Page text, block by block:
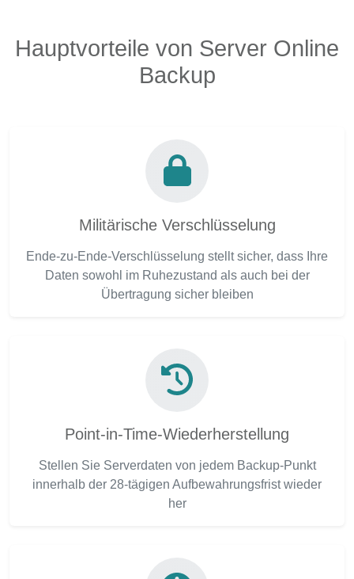
Hauptvorteile von Server Online
Backup
Militärische Verschlüsselung
Ende-zu-Ende-Verschlüsselung stellt sicher, dass Ihre
Daten sowohl im Ruhezustand als auch bei der
Übertragung sicher bleiben
Point-in-Time-Wiederherstellung
Stellen Sie Serverdaten von jedem Backup-Punkt
innerhalb der 28-tägigen Aufbewahrungsfrist wieder
her